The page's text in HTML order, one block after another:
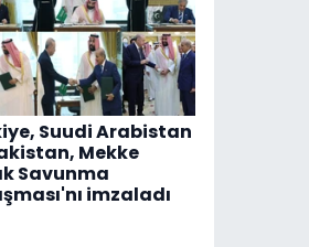
Suudi Arabistan
Mekke
Savunma
imzaladı